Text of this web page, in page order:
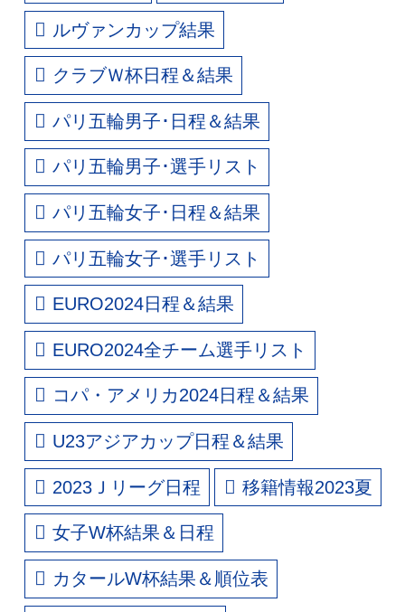
ルヴァンカップ結果
クラブＷ杯日程＆結果
パリ五輪男子･日程＆結果
パリ五輪男子･選手リスト
パリ五輪女子･日程＆結果
パリ五輪女子･選手リスト
EURO2024日程＆結果
EURO2024全チーム選手リスト
コパ・アメリカ2024日程＆結果
U23アジアカップ日程＆結果
2023Ｊリーグ日程 移籍情報2023夏
女子W杯結果＆日程
カタールW杯結果＆順位表